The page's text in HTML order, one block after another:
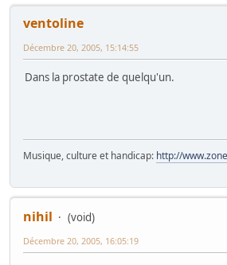
ventoline
Décembre 20, 2005, 15:14:55
Dans la prostate de quelqu'un.
Musique, culture et handicap: http://
nihil
(void)
Décembre 20, 2005, 16:05:19